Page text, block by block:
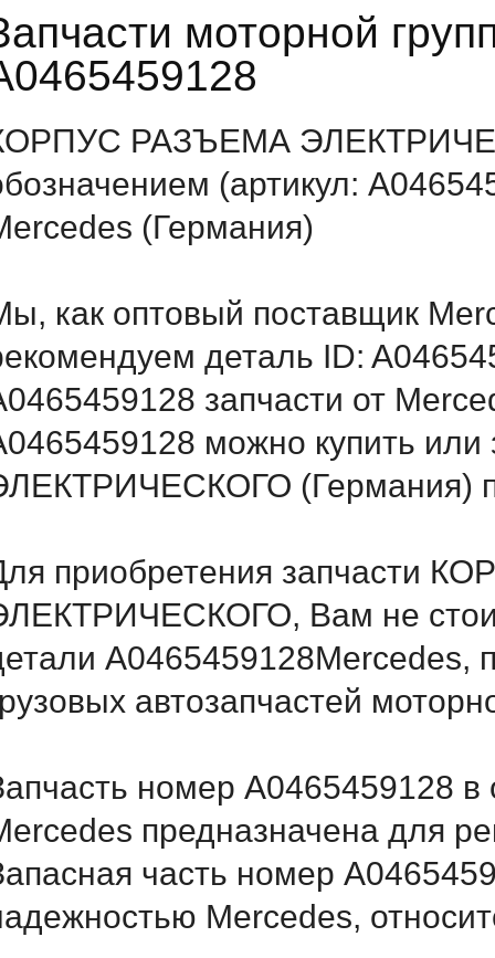
моторной
РАЗЪЕМА
(артикул:
(Германия)
как оптовый поставщик
деталь ID:
запчасти от
можно купить
(Германия)
приобретения запчасти
Вам не
A0465459128Mercedes,
автозапчастей
номер A0465459128 в
предназначена для
часть номер
Mercedes,